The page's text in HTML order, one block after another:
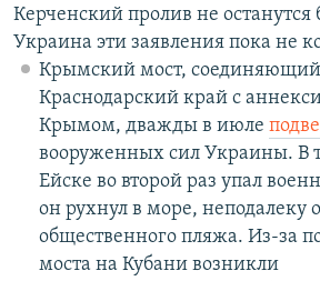
Керченский пролив не останутся
Украина эти заявления пока не
Крымский мост, соединяющий
Краснодарский край с
Крымом, дважды в июле
вооруженных сил Украины. В
Ейске во второй раз упал
он рухнул в море, неподалеку
общественного пляжа. Из-за
моста на Кубани возникли